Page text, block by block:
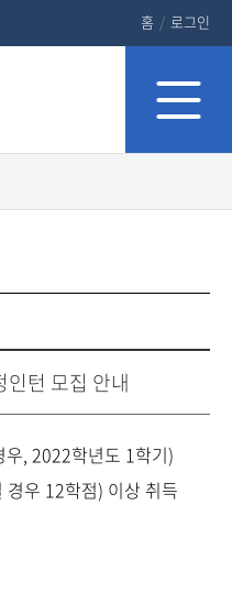
홈 / 로그인
턴 모집 안내
우, 2022학년도 1학기)
우 12학점) 이상 취득